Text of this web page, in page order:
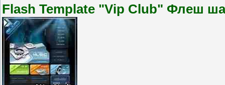
Flash Template "Vip Club" Флеш